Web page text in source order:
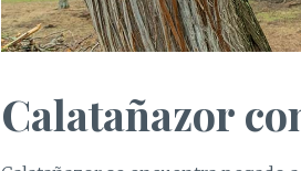
Calatañazor